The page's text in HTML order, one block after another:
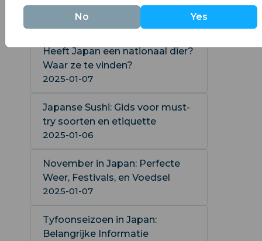
geïnformeerd bent voor je volgende
Heeft Japan een nationaal dier?
Waar ze te vinden?
2025-01-07
Japanse Sushi: Gids voor must-
try soorten en etiquette
2025-01-06
November in Japan: Perfecte
Weer, Festivals, en Voedsel
2025-01-07
Tyfoonseizoen in Japan:
Belangrijke Informatie
No Yes